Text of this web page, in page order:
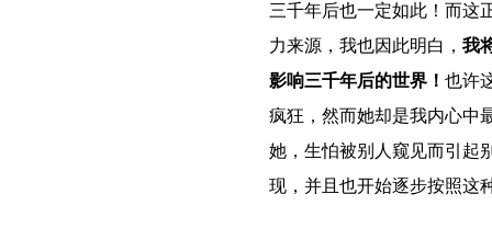
三千年后也一定如此！而这
力来源，我也因此明白， 我
影响三千年后的世界！ 也许
疯狂，然而她却是我内心中
她，生怕被别人窥见而引起
现，并且也开始逐步按照这